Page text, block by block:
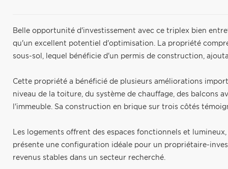
Belle opportunité d'investissement avec ce triplex bien
qu'un excellent potentiel d'optimisation. La propriété
sous-sol, lequel bénéficie d'un permis de construction,
Cette propriété a bénéficié de plusieurs améliorations
niveau de la toiture, du système de chauffage, des balcons
l'immeuble. Sa construction en brique sur trois côtés
Les logements offrent des espaces fonctionnels et
présente une configuration idéale pour un propriétaire-
revenus stables dans un secteur recherché.